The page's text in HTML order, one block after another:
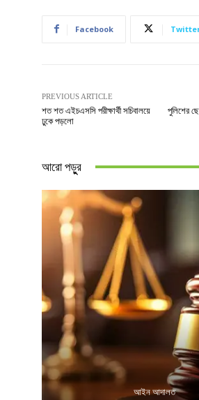
Facebook
PREVIOUS ARTICLE
শত শত এইচএসসি পরীক্ষার্থী সচিবালয়ে
ঢুকে পড়লো
পুলিশের
আরো পড়ুুর
আইন আদালত